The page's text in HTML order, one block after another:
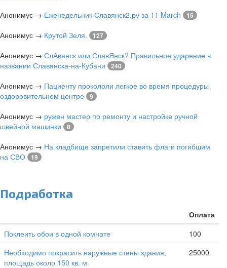
Анонимус → Еженедельник Славянск2.ру за 11 March 15
Анонимус → Крутой Зеля. 127
Анонимус → СлАвянск или СлавЯнск? Правильное ударение в
названии Славянска-на-Кубани
240
Анонимус → Пациенту прокололи легкое во время процедуры
оздоровительном центре
9
Анонимус → ружен мастер по ремонту и настройке ручной
швейной машинки
8
Анонимус → На кладбище запретили ставить флаги погибшим
на СВО
19
Подработка
Оплата
Поклеить обои в одной комнате
100
Необходимо покрасить наружные стены здания,
площадь около 150 кв. м.
25000